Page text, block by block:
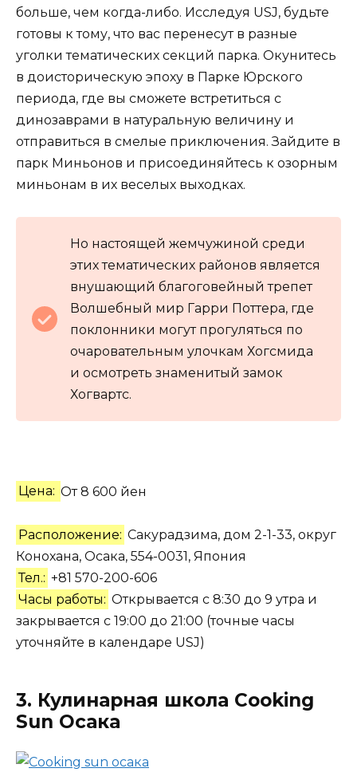
больше, чем когда-либо. Исследуя USJ, будьте
готовы к тому, что вас перенесут в разные
уголки тематических секций парка. Окунитесь
в доисторическую эпоху в Парке Юрского
периода, где вы сможете встретиться с
динозаврами в натуральную величину и
отправиться в смелые приключения. Зайдите в
парк Миньонов и присоединяйтесь к озорным
миньонам в их веселых выходках.
Но настоящей жемчужиной среди
этих тематических районов является
внушающий благоговейный трепет
Волшебный мир Гарри Поттера, где
поклонники могут прогуляться по
очаровательным улочкам Хогсмида
и осмотреть знаменитый замок
Хогвартс.
Цена: От 8 600 йен
Расположение: Сакурадзима, дом 2-1-33, округ
Конохана, Осака, 554-0031, Япония
Тел.: +81 570-200-606
Часы работы: Открывается с 8:30 до 9 утра и
закрывается с 19:00 до 21:00 (точные часы
уточняйте в календаре USJ)
3. Кулинарная школа Cooking
Sun Осака